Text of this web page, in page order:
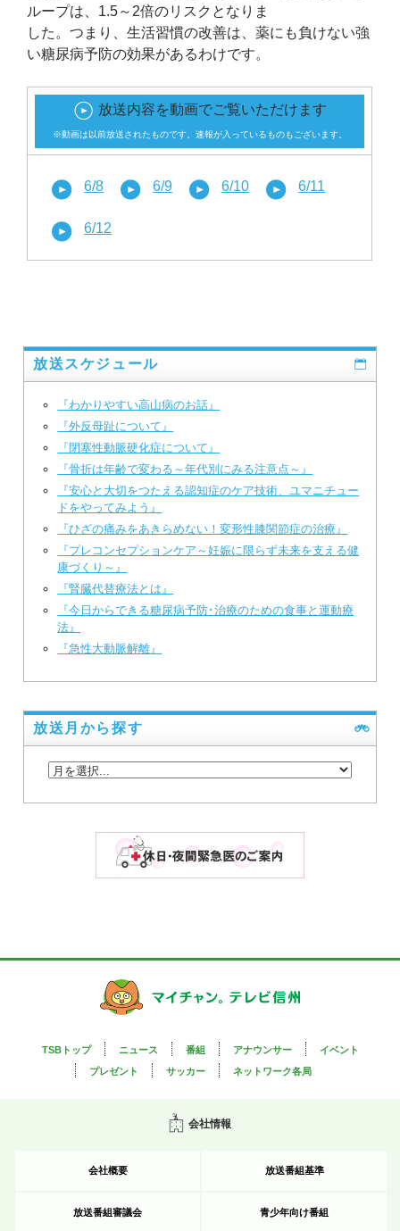
ループは、1.5～2倍のリスクとなりま
した。つまり、生活習慣の改善は、薬にも負けない強
い糖尿病予防の効果があるわけです。
放送内容を動画でご覧いただけます
※動画は以前放送されたものです。速報が入っているものもございます。
6/8 6/9 6/10 6/11
6/12
放送スケジュール
『わかりやすい高山病のお話』
『外反母趾について』
『閉塞性動脈硬化症について』
『骨折は年齢で変わる～年代別にみる注意点～』
『安心と大切をつたえる認知症のケア技術、ユマニチュー
ドをやってみよう』
『ひざの痛みをあきらめない！変形性膝関節症の治療』
『プレコンセプションケア～妊娠に限らず未来を支える健
康づくり～』
『腎臓代替療法とは』
『今日からできる糖尿病予防･治療のための食事と運動療
法』
『急性大動脈解離』
放送月から探す
TSBトップ ニュース 番組 アナウンサー
イベント
プレゼント
サッカー ネットワーク各局
会社情報
会社概要 放送番組基準
放送番組審議会 青少年向け番組